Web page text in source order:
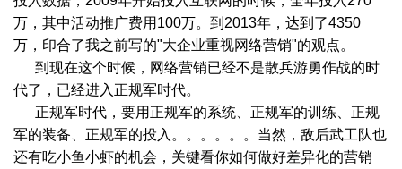
万，其中活动推广费用100万。到2013年，达到了4350
万，印合了我之前写的"大企业重视网络营销"的观点。
到现在这个时候，网络营销已经不是散兵游勇作战的时
代了，已经进入正规军时代。
正规军时代，要用正规军的系统、正规军的训练、正规
军的装备、正规军的投入。。。。。。当然，敌后武工队也
还有吃小鱼小虾的机会，关键看你如何做好差异化的营销